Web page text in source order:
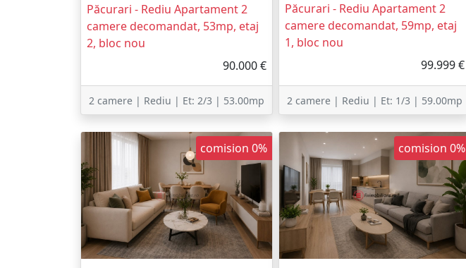
Păcurari - Rediu Apartament 2
camere decomandat, 53mp, etaj
2, bloc nou
90.000 €
2 camere | Rediu | Et: 2/3 | 53.00mp
Păcurari - Rediu Apartament 2
camere decomandat, 59mp, etaj
1, bloc nou
99.999 €
2 camere | Rediu | Et: 1/3 | 59.00mp
comision 0% comision 0%